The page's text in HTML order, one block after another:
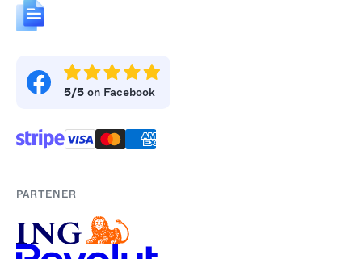
5/5 on Facebook
PARTENER